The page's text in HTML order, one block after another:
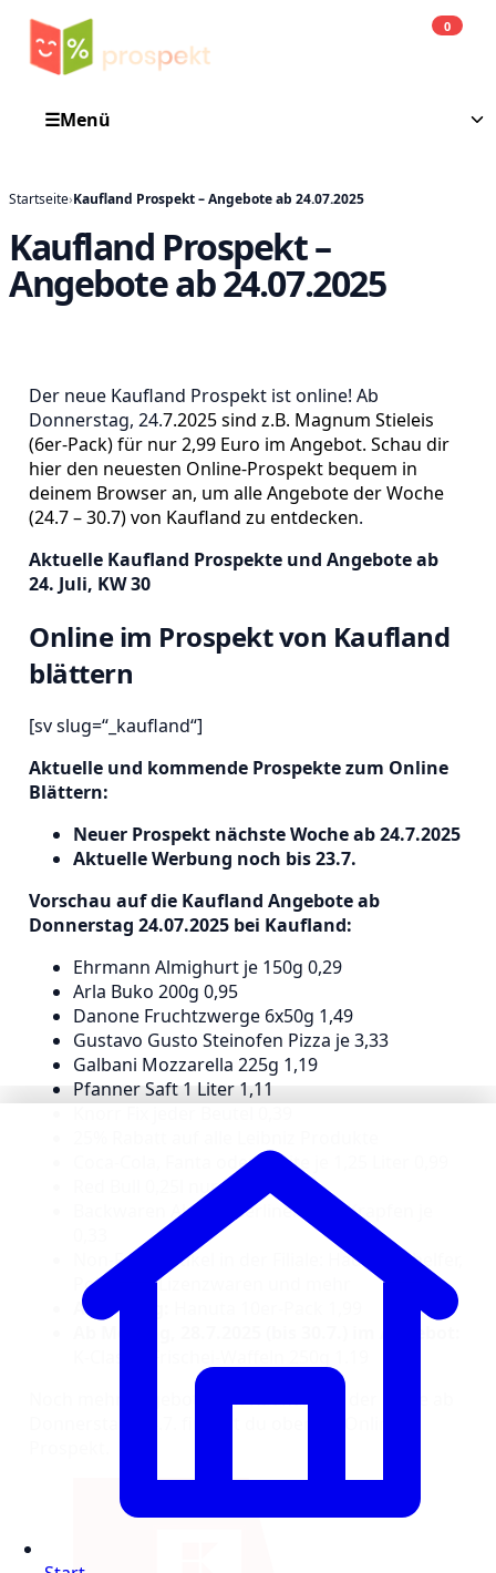
0
☰Menü
Startseite›Kaufland Prospekt – Angebote ab 24.07.2025
Kaufland Prospekt –
Angebote ab 24.07.2025
Der neue Kaufland Prospekt ist online! Ab
Donnerstag, 24.7.2025 sind z.B. Magnum Stieleis
(6er-Pack) für nur 2,99 Euro im Angebot. Schau dir
hier den neuesten Online-Prospekt bequem in
deinem Browser an, um alle Angebote der Woche
(24.7 – 30.7) von Kaufland zu entdecken.
Aktuelle Kaufland Prospekte und Angebote ab
24. Juli, KW 30
Online im Prospekt von Kaufland
blättern
[sv slug=“_kaufland“]
Aktuelle und kommende Prospekte zum Online
Blättern:
Neuer Prospekt nächste Woche ab 24.7.2025
Aktuelle Werbung noch bis 23.7.
Vorschau auf die Kaufland Angebote ab
Donnerstag 24.07.2025 bei Kaufland:
Ehrmann Almighurt je 150g 0,29
Arla Buko 200g 0,95
Danone Fruchtzwerge 6x50g 1,49
Gustavo Gusto Steinofen Pizza je 3,33
Galbani Mozzarella 225g 1,19
Pfanner Saft 1 Liter 1,11
Coca-Cola, Fanta oder Sprite je 1,25 Liter 0,99
Red Bull 0,25l nur 0,88
Backwaren Aktion: Berliner bzw. Krapfen je
Non-Food Artikel in der Filiale: Haushaltshelfer,
Pokemon Lizenzwaren und mehr
Ab Freitag:
Noch mehr Angebote von Kaufland in der Filiale ab